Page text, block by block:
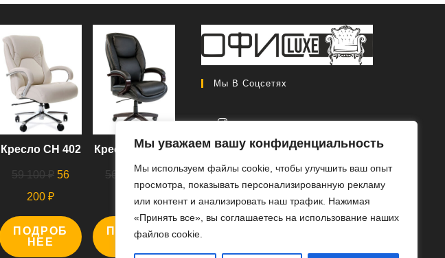
Мы уважаем вашу конфиденциальность
Мы используем файлы cookie, чтобы улучшить ваш опыт
просмотра, показывать персонализированную рекламу
или контент и анализировать наш трафик. Нажимая
«Принять все», вы соглашаетесь на использование наших
файлов cookie.
Кресло СН 402
59 100₽ Первоначальная
59
100 ₽.
56
200₽Текущая
цена:
56
200 ₽.
ПОДРОБ
НЕЕ
Кресло CH 408
56 000₽ Первоначальная
56
46
цена:
46
000 ₽.
ПОДРОБ
НЕЕ
Мы В Соцсетях
Откроется
в
новой
вкладке